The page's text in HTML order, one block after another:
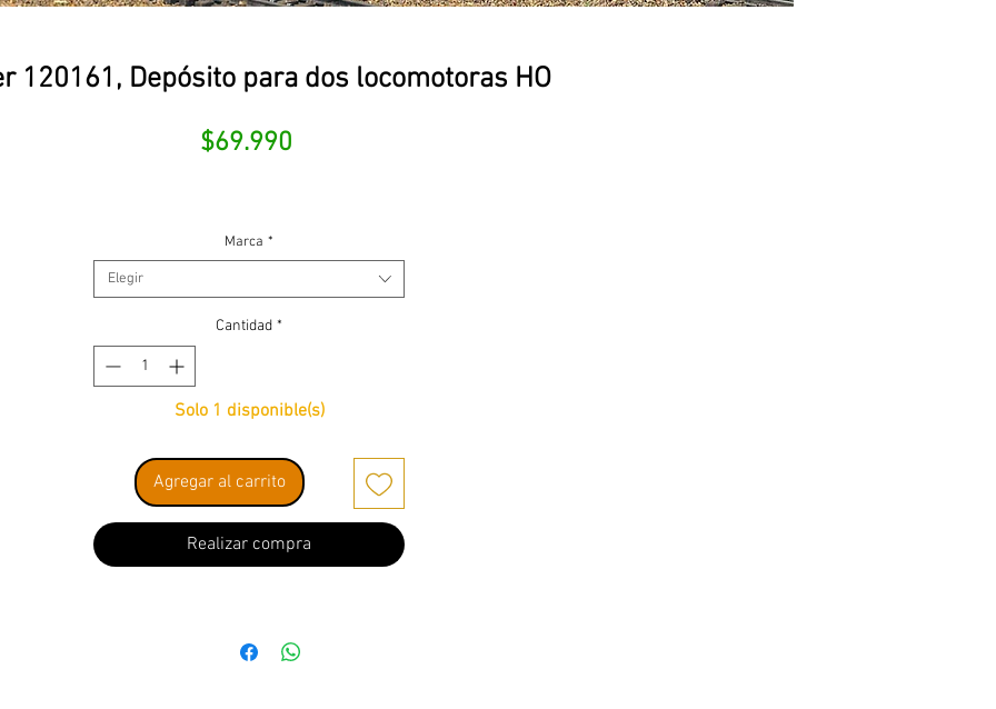
120161, Depósito para dos locomotoras HO
$69.990
Marca *
Elegir
Cantidad *
Solo 1 disponible(s)
Agregar al carrito
Realizar compra